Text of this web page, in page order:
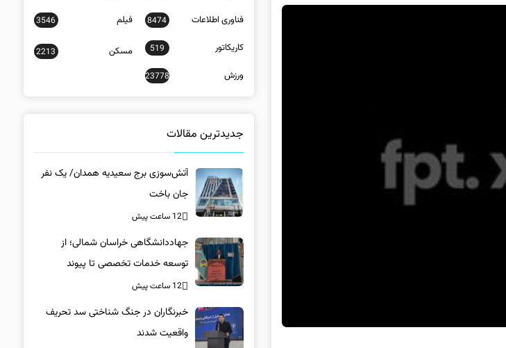
فناوری اطلاعات 8474 فیلم 3546
کاریکاتور 519 مسکن 2213
ورزش 23778
جدیدترین مقالات
آتش‌سوزی برج سعیدیه همدان/ یک نفر
جان باخت
12 ساعت پیش
جهاددانشگاهی خراسان شمالی؛ از
توسعه خدمات تخصصی تا پیوند
دانشگاه و جامعه
12 ساعت پیش
خبرنگاران در جنگ شناختی سد تحریف
واقعیت شدند